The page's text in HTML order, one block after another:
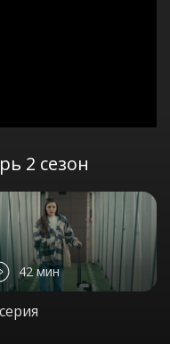
2 сезон
42 мин